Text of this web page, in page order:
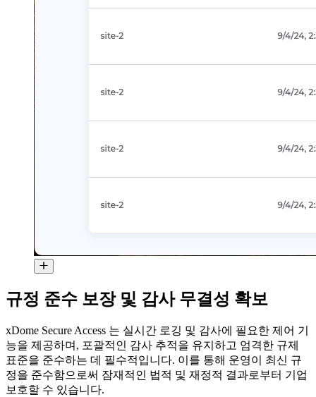
규정 준수 보장 및 감사 무결성 확보
xDome Secure Access 는 실시간 로깅 및 감사에 필요한 제어 기
능을 제공하며, 포괄적인 감사 추적을 유지하고 엄격한 규제
표준을 준수하는 데 필수적입니다. 이를 통해 운영이 최신 규
정을 준수함으로써 잠재적인 법적 및 재정적 결과로부터 기업
보호할 수 있습니다.